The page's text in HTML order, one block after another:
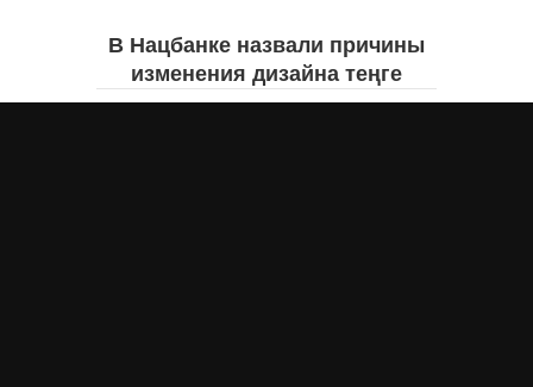
В Нацбанке назвали причины
изменения дизайна теңге